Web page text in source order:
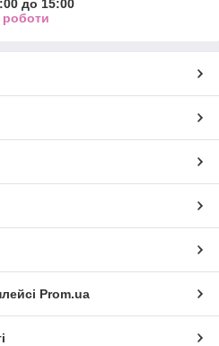
до 15:00
роботи
Prom.ua